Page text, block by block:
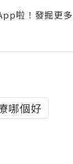
啦！發掘更多
哪個好